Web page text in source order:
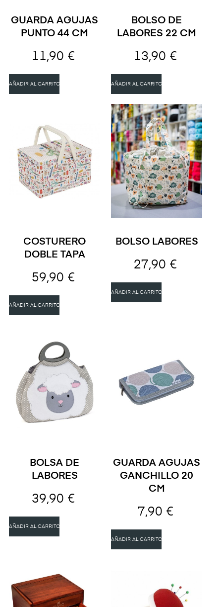
GUARDA AGUJAS
PUNTO 44 CM
11,90 €
AÑADIR AL CARRITO
BOLSO DE
LABORES 22 CM
13,90 €
AÑADIR AL CARRITO
COSTURERO
DOBLE TAPA
59,90 €
AÑADIR AL CARRITO
BOLSO LABORES
27,90 €
AÑADIR AL CARRITO
BOLSA DE
LABORES
39,90 €
AÑADIR AL CARRITO
GUARDA AGUJAS
GANCHILLO 20
CM
7,90 €
AÑADIR AL CARRITO